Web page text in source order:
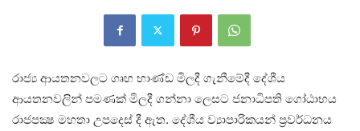
රාජ්‍ය ආයතනවලට ගෘහ භාණ්ඩ මිලදී ගැනීමේදී දේශීය
ආයතනවලින් පමණක් මිලදී ගන්නා ලෙසට ජනාධිපති ගෝඨාභය
රාජපක්‍ෂ මහතා උපදෙස් දී ඇත. දේශීය ව්‍යාපාරිකයන් ප්‍රවර්ධනය